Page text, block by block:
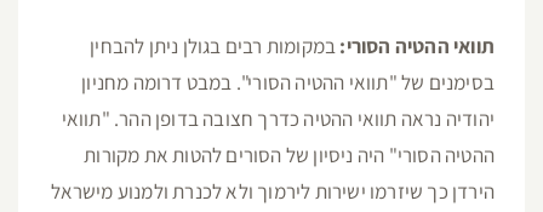
תוואי ההטיה הסורי:במקומות רבים בגולן ניתן להבחין
בסימנים של "תוואי ההטיה הסורי". במבט דרומה מחניון
יהודיה נראה תוואי ההטיה כדרך חצובה בדופן ההר. "תוואי
ההטיה הסורי" היה ניסיון של הסורים להטות את מקורות
הירדן כך שיזרמו ישירות לירמוך ולא לכנרת ולמנוע מישראל